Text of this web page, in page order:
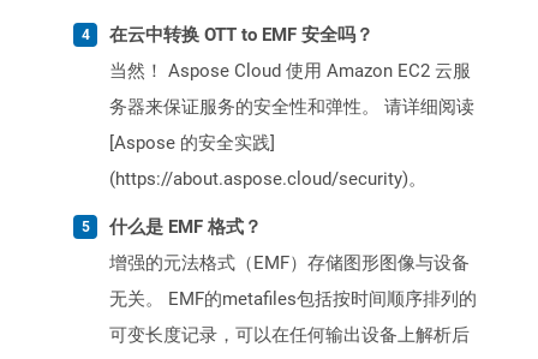
在云中转换 OTT to EMF 安全吗？
当然！ Aspose Cloud 使用 Amazon EC2 云服
务器来保证服务的安全性和弹性。 请详细阅读
[Aspose 的安全实践]
(https://about.aspose.cloud/security)。
什么是 EMF 格式？
增强的元法格式（EMF）存储图形图像与设备
无关。 EMF的metafiles包括按时间顺序排列的
可变长度记录，可以在任何输出设备上解析后